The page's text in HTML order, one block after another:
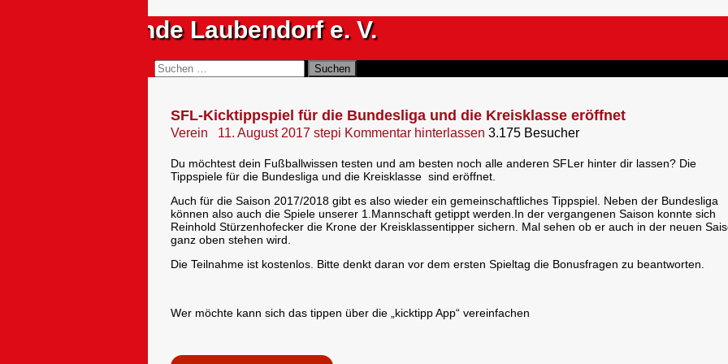
Sportfreunde Laubendorf e. V.
Suchen
nach:
SFL-Kicktippspiel für die Bundesliga und die Kreisklasse eröffnet
Verein 11. August 2017 stepi Kommentar hinterlassen 3.175 Besucher
Du möchtest dein Fußballwissen testen und am besten noch alle anderen SFLer hinter dir lassen? Die
Tippspiele für die Bundesliga und die Kreisklasse sind eröffnet.
Auch für die Saison 2017/2018 gibt es also wieder ein gemeinschaftliches Tippspiel. Neben der Bundesliga
können also auch die Spiele unserer 1.Mannschaft getippt werden.In der vergangenen Saison konnte sich
Reinhold Stürzenhofecker die Krone der Kreisklassentipper sichern. Mal sehen ob er auch in der neuen
ganz oben stehen wird.
Die Teilnahme ist kostenlos. Bitte denkt daran vor dem ersten Spieltag die Bonusfragen zu beantworten.
Wer möchte kann sich das tippen über die „kicktipp App“ vereinfachen